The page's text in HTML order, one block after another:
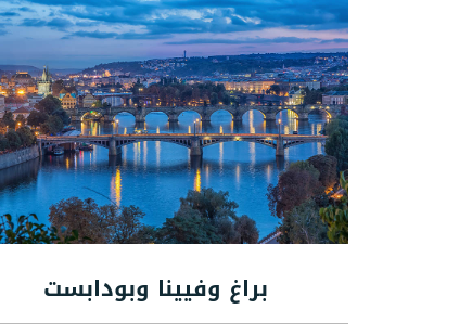
براغ وفيينا وبودابست